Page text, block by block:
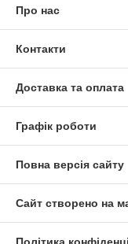
Про нас
Контакти
Доставка та оплата
Графік роботи
Повна версія сайту
Сайт створено на